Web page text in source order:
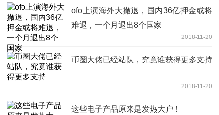
ofo上演海外大撤退，国内36亿押金或将
难退，一个月退出8个国家
2018-11-20
币圈大佬已经站队，究竟谁获得更多支持
2018-11-20
这些电子产品原来是发热大户！